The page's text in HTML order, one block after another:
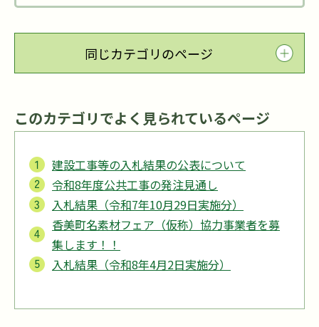
同じカテゴリのページ
このカテゴリでよく見られているページ
建設工事等の入札結果の公表について
令和8年度公共工事の発注見通し
入札結果（令和7年10月29日実施分）
香美町名素材フェア（仮称）協力事業者を募
集します！！
入札結果（令和8年4月2日実施分）